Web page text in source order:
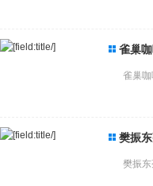
雀巢
雀巢
樊振
樊振